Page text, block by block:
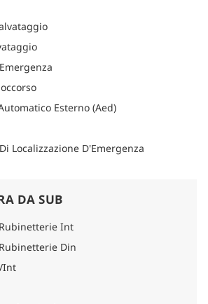
Esterno (Aed)
Localizzazione D'Emergenza
DA SUB
Int
Din
Int